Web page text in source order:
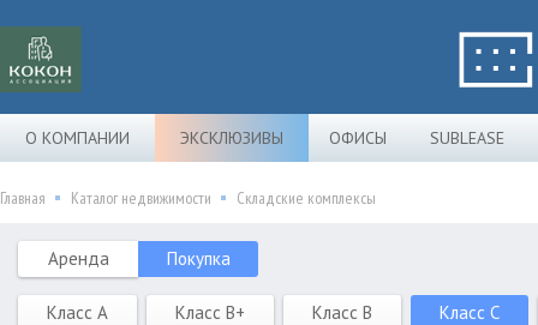
О КОМПАНИИ ЭКСКЛЮЗИВЫ ОФИСЫ SUBLEASE
Главная Каталог недвижимости Складские комплексы
Аренда Покупка
Класс A Класс B+ Класс B Класс C